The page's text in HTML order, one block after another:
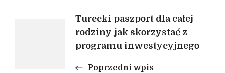
Nawigacja
wpisu
Turecki paszport dla całej
rodziny jak skorzystać z
programu inwestycyjnego
Poprzedni wpis